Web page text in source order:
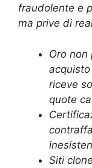
fraudolente e
ma prive di
Oro non
riceve
quote
Siti